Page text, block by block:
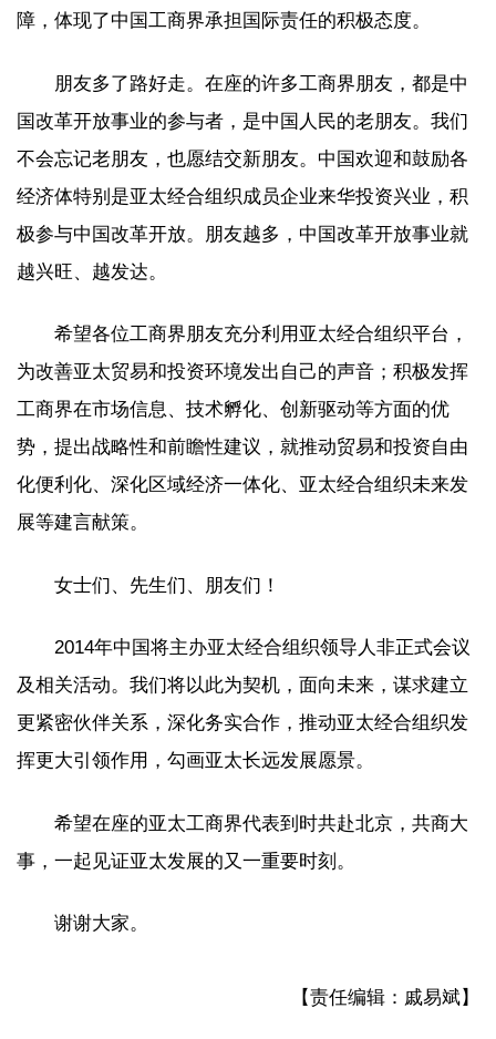
障，体现了中国工商界承担国际责任的积极态度。
朋友多了路好走。在座的许多工商界朋友，都是中
国改革开放事业的参与者，是中国人民的老朋友。我们
不会忘记老朋友，也愿结交新朋友。中国欢迎和鼓励各
经济体特别是亚太经合组织成员企业来华投资兴业，积
极参与中国改革开放。朋友越多，中国改革开放事业就
越兴旺、越发达。
希望各位工商界朋友充分利用亚太经合组织平台，
为改善亚太贸易和投资环境发出自己的声音；积极发挥
工商界在市场信息、技术孵化、创新驱动等方面的优
势，提出战略性和前瞻性建议，就推动贸易和投资自由
化便利化、深化区域经济一体化、亚太经合组织未来发
展等建言献策。
女士们、先生们、朋友们！
2014年中国将主办亚太经合组织领导人非正式会议
及相关活动。我们将以此为契机，面向未来，谋求建立
更紧密伙伴关系，深化务实合作，推动亚太经合组织发
挥更大引领作用，勾画亚太长远发展愿景。
希望在座的亚太工商界代表到时共赴北京，共商大
事，一起见证亚太发展的又一重要时刻。
谢谢大家。
【责任编辑：戚易斌】